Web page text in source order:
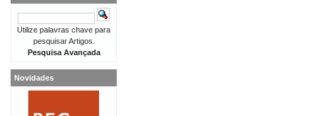
Utilize palavras chave para
pesquisar Artigos.
Pesquisa Avançada
Novidades